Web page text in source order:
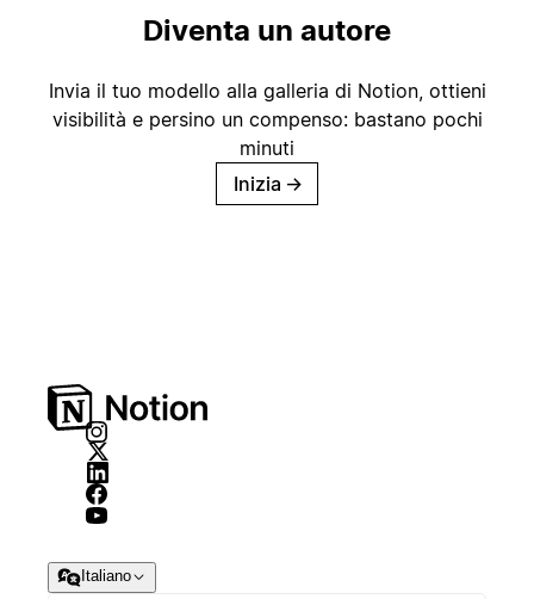
Diventa un autore
Invia il tuo modello alla galleria di Notion, ottieni
visibilità e persino un compenso: bastano pochi
minuti
Inizia →
Italiano